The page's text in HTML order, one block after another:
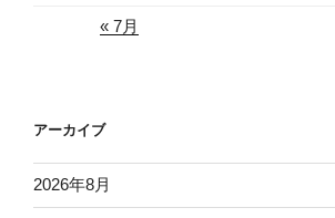
« 7月
アーカイブ
2026年8月